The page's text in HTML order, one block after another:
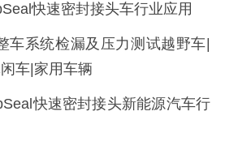
快速密封接头车行业应用
车系统检漏及压力测试越野车|
车|家用车辆
快速密封接头新能源汽车行